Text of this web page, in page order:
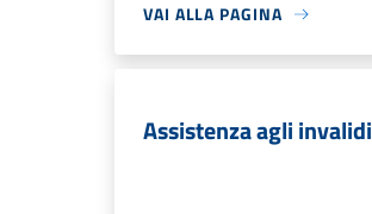
VAI ALLA PAGINA
Assistenza agli invalidi